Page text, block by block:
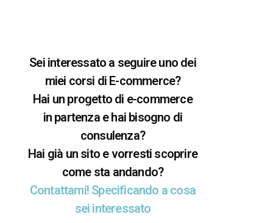
Sei interessato a seguire uno dei
miei corsi di E-commerce?
Hai un progetto di e-commerce
in partenza e hai bisogno di
consulenza?
Hai già un sito e vorresti scoprire
come sta andando?
Contattami! Specificando a cosa
sei interessato